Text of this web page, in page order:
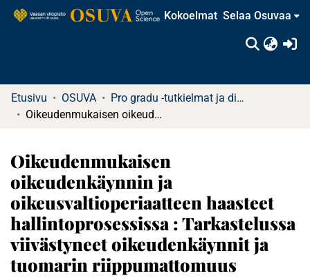
Kokoelmat Selaa Osuvaa
Etusivu OSUVA
Pro gradu -tutkielmat ja diplomityöt
Oikeudenmukaisen oikeudenkäynnin ja oikeusvaltioperiaatteen haasteet hallintoprosessissa : Tarkastelussa viivästyneet oikeudenkäynnit ja tuomarin riippumattomuus
Oikeudenmukaisen
oikeudenkäynnin ja
oikeusvaltioperiaatteen haasteet
hallintoprosessissa : Tarkastelussa
viivästyneet oikeudenkäynnit ja
tuomarin riippumattomuus